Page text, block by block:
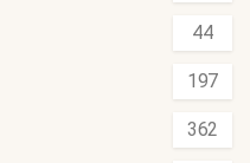
44
197
362